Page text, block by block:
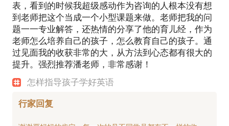
表，看到的时候我超级感动作为咨询的人根本没有想
到老师把这个当成一个小型课题来做。老师把我的问
题一一专业解答，还热情的分享了他的育儿经，作为
老师怎么培养自己的孩子，怎么教育自己的孩子。通
过见面我的收获非常的大，从方法到心态都有很大的
提升。强烈推荐潘老师，非常感谢！
怎样指导孩子学好英语
行家回复